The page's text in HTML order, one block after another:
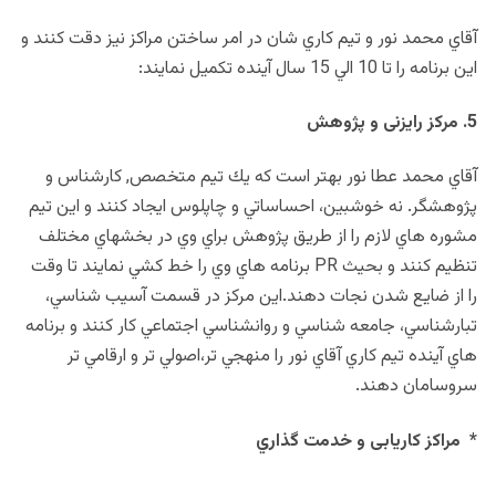
آقاي محمد نور و تيم كاري شان در امر ساختن مراكز نيز دقت كنند و
اين برنامه را تا 10 الي 15 سال آينده تكميل نمايند:
5. مركز رايزنی و پژوهش
آقاي محمد عطا نور بهتر است كه يك تيم متخصص, كارشناس و
پژوهشگر. نه خوشبين، احساساتي و چاپلوس ايجاد كنند و اين تيم
مشوره هاي لازم را از طريق پژوهش براي وي در بخشهاي مختلف
تنظيم كنند و بحيث PR برنامه هاي وي را خط كشي نمايند تا وقت
را از ضايع شدن نجات دهند.اين مركز در قسمت آسيب شناسي،
تبارشناسي، جامعه شناسي و روانشناسي اجتماعي كار كنند و برنامه
هاي آينده تيم كاري آقاي نور را منهجي تر،اصولي تر و ارقامي تر
سروسامان دهند.
* مراكز كاريابی و خدمت گذاري